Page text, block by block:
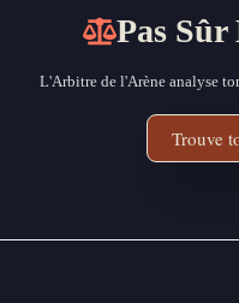
Pas Sûr
L'Arbitre de l'Arène analyse
Trouve